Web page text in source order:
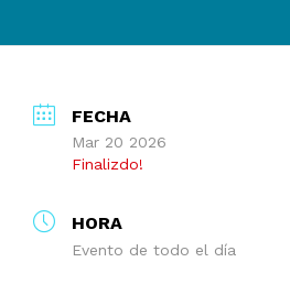
FECHA
Mar 20 2026
Finalizdo!
HORA
Evento de todo el día